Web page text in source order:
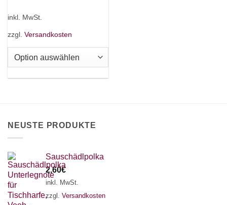
mehrere
auf.
gewählt
werden
inkl. MwSt.
zzgl. Versandkosten
NEUSTE PRODUKTE
Sauschädlpolka
2,60€
inkl. MwSt.
zzgl. Versandkosten